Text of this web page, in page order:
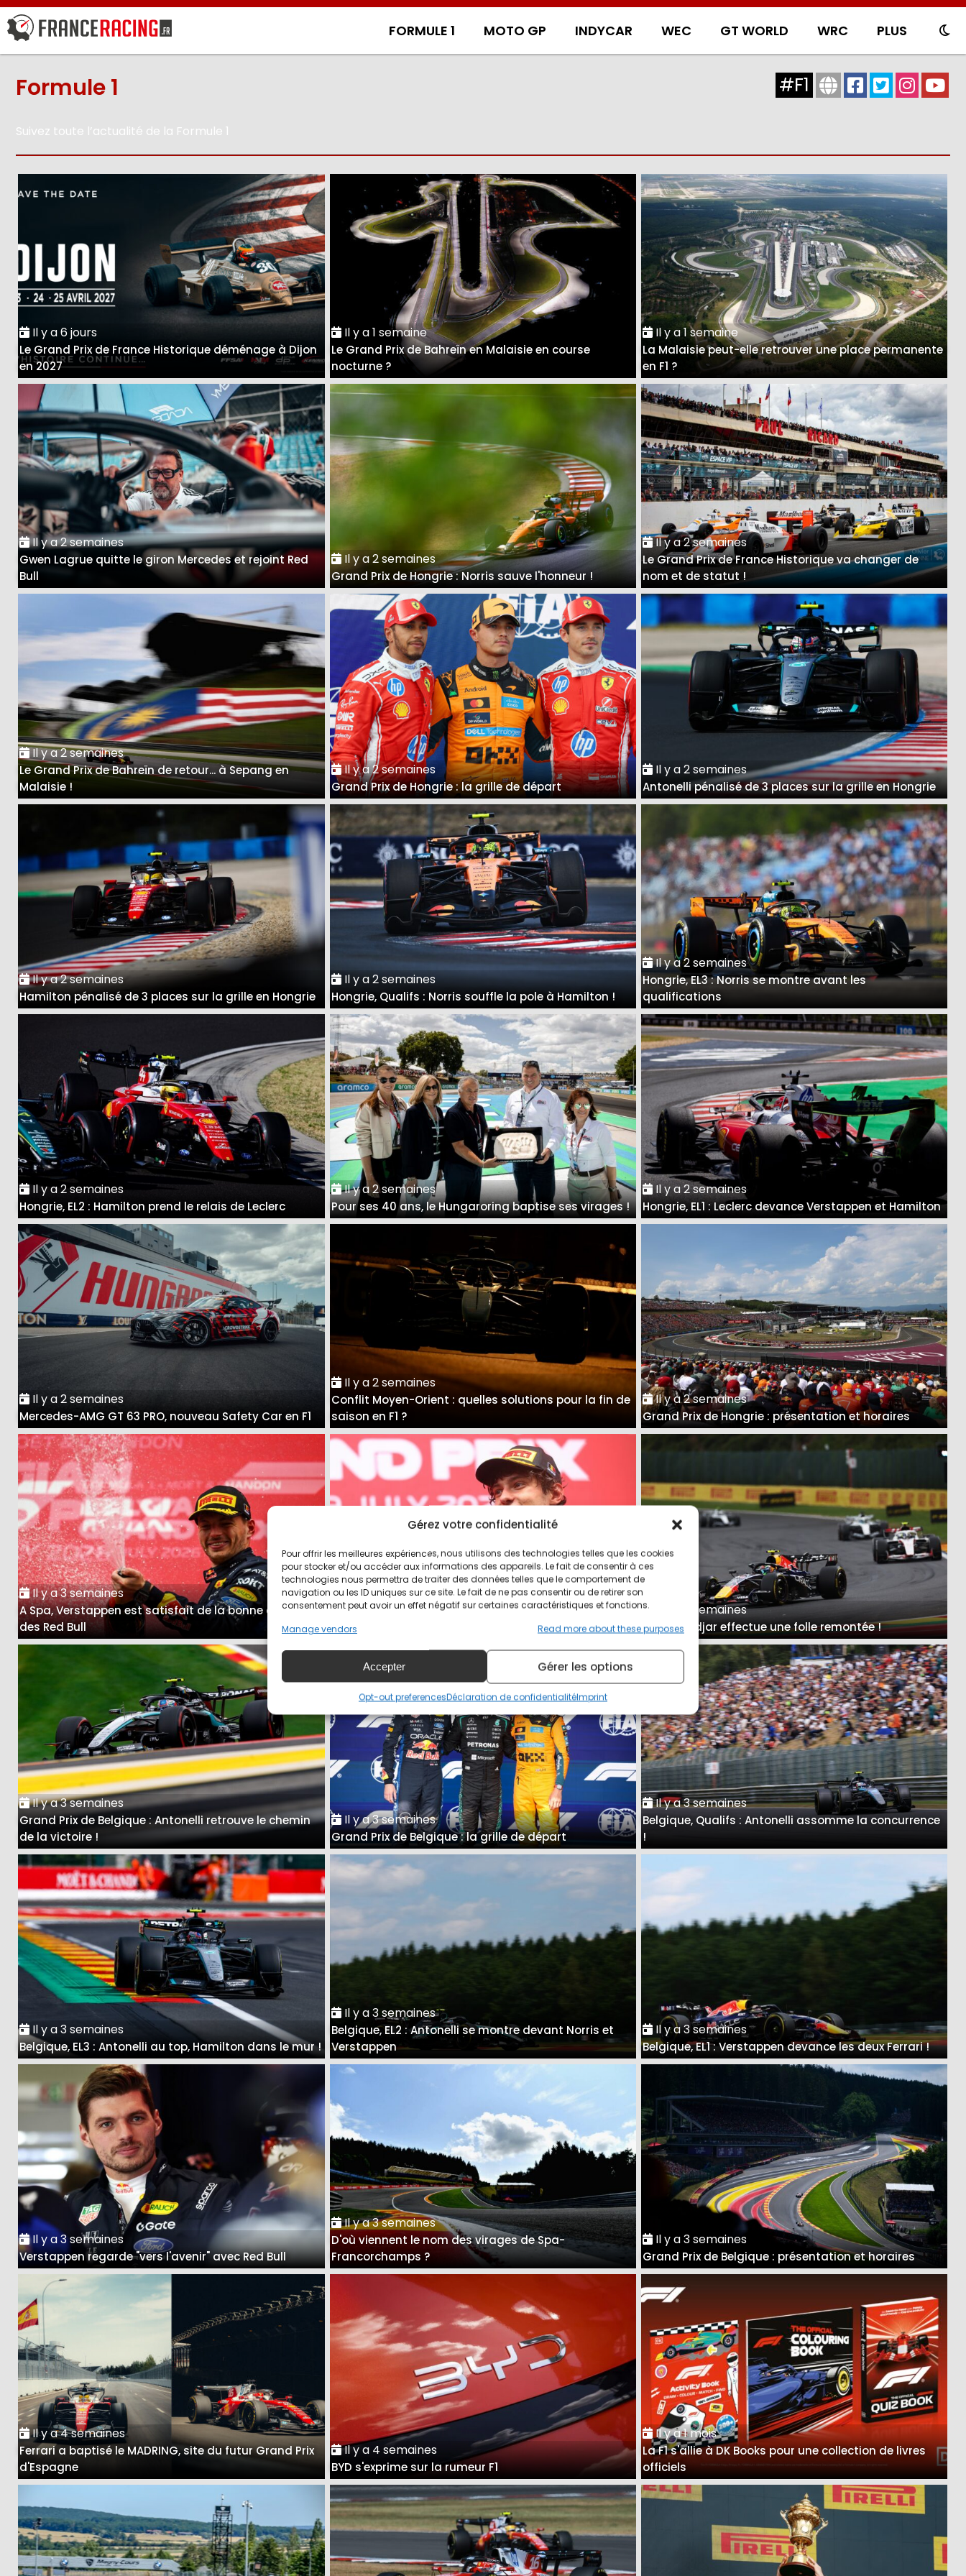
Gérez votre confidentialité
Pour offrir les meilleures expériences, nous utilisons des technologies telles que les cookies
pour stocker et/ou accéder aux informations des appareils. Le fait de consentir à ces
technologies nous permettra de traiter des données telles que le comportement de
navigation ou les ID uniques sur ce site. Le fait de ne pas consentir ou de retirer son
consentement peut avoir un effet négatif sur certaines caractéristiques et fonctions.
Manage vendors
Read more about these purposes
Accepter Gérer les options
Opt-out preferencesDéclaration de confidentialitéImprint
FORMULE 1 MOTO GP INDYCAR WEC GT WORLD WRC PLUS
#F1
Formule 1
Suivez toute l’actualité de la Formule 1
Il y a 6 jours
Le Grand Prix de France Historique déménage à Dijon
en 2027
Il y a 1 semaine
Le Grand Prix de Bahreïn en Malaisie en course
nocturne ?
Il y a 1 semaine
La Malaisie peut-elle retrouver une place permanente
en F1 ?
Il y a 2 semaines
Gwen Lagrue quitte le giron Mercedes et rejoint Red
Bull
Il y a 2 semaines
Grand Prix de Hongrie : Norris sauve l'honneur !
Il y a 2 semaines
Le Grand Prix de France Historique va changer de
nom et de statut !
Il y a 2 semaines
Le Grand Prix de Bahreïn de retour... à Sepang en
Malaisie !
Il y a 2 semaines
Grand Prix de Hongrie : la grille de départ
Il y a 2 semaines
Antonelli pénalisé de 3 places sur la grille en Hongrie
Il y a 2 semaines
Hamilton pénalisé de 3 places sur la grille en Hongrie
Il y a 2 semaines
Hongrie, Qualifs : Norris souffle la pole à Hamilton !
Il y a 2 semaines
Hongrie, EL3 : Norris se montre avant les
qualifications
Il y a 2 semaines
Hongrie, EL2 : Hamilton prend le relais de Leclerc
Il y a 2 semaines
Pour ses 40 ans, le Hungaroring baptise ses virages !
Il y a 2 semaines
Hongrie, EL1 : Leclerc devance Verstappen et Hamilton
Il y a 2 semaines
Mercedes-AMG GT 63 PRO, nouveau Safety Car en F1
Il y a 2 semaines
Conflit Moyen-Orient : quelles solutions pour la fin de
saison en F1 ?
Il y a 2 semaines
Grand Prix de Hongrie : présentation et horaires
Il y a 3 semaines
A Spa, Verstappen est satisfait de la bonne course
des Red Bull
Il y a 3 semaines
A Spa, Antonelli avait raison de se méfier de Ferrari
Il y a 3 semaines
A Spa, Hadjar effectue une folle remontée !
Il y a 3 semaines
Grand Prix de Belgique : Antonelli retrouve le chemin
de la victoire !
Il y a 3 semaines
Grand Prix de Belgique : la grille de départ
Il y a 3 semaines
Belgique, Qualifs : Antonelli assomme la concurrence
!
Il y a 3 semaines
Belgique, EL3 : Antonelli au top, Hamilton dans le mur !
Il y a 3 semaines
Belgique, EL2 : Antonelli se montre devant Norris et
Verstappen
Il y a 3 semaines
Belgique, EL1 : Verstappen devance les deux Ferrari !
Il y a 3 semaines
Verstappen regarde "vers l'avenir" avec Red Bull
Il y a 3 semaines
D'où viennent le nom des virages de Spa-
Francorchamps ?
Il y a 3 semaines
Grand Prix de Belgique : présentation et horaires
Il y a 4 semaines
Ferrari a baptisé le MADRING, site du futur Grand Prix
d'Espagne
Il y a 4 semaines
BYD s'exprime sur la rumeur F1
Il y a 1 mois
La F1 s'allie à DK Books pour une collection de livres
officiels